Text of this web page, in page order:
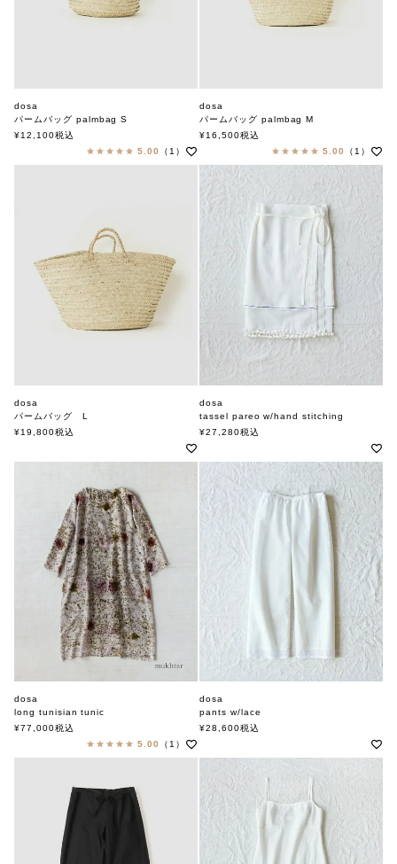
dosa
パームバッグ palmbag S
ドーサ
¥12,100税込
5.00
（1）
dosa
パームバッグ palmbag M
ドーサ
¥16,500税込
5.00
（1）
dosa
パームバッグ L
ドーサ
¥19,800税込
dosa
tassel pareo w/hand stitching
ドーサ
¥27,280税込
dosa
long tunisian tunic
ドーサ
¥77,000税込
5.00
（1）
dosa
pants w/lace
ドーサ
¥28,600税込